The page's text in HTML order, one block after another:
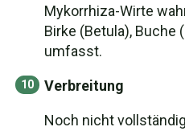
Mykorrhiza-Wirte
Birke (Betula), Buche
umfasst.
Verbreitung
Noch nicht